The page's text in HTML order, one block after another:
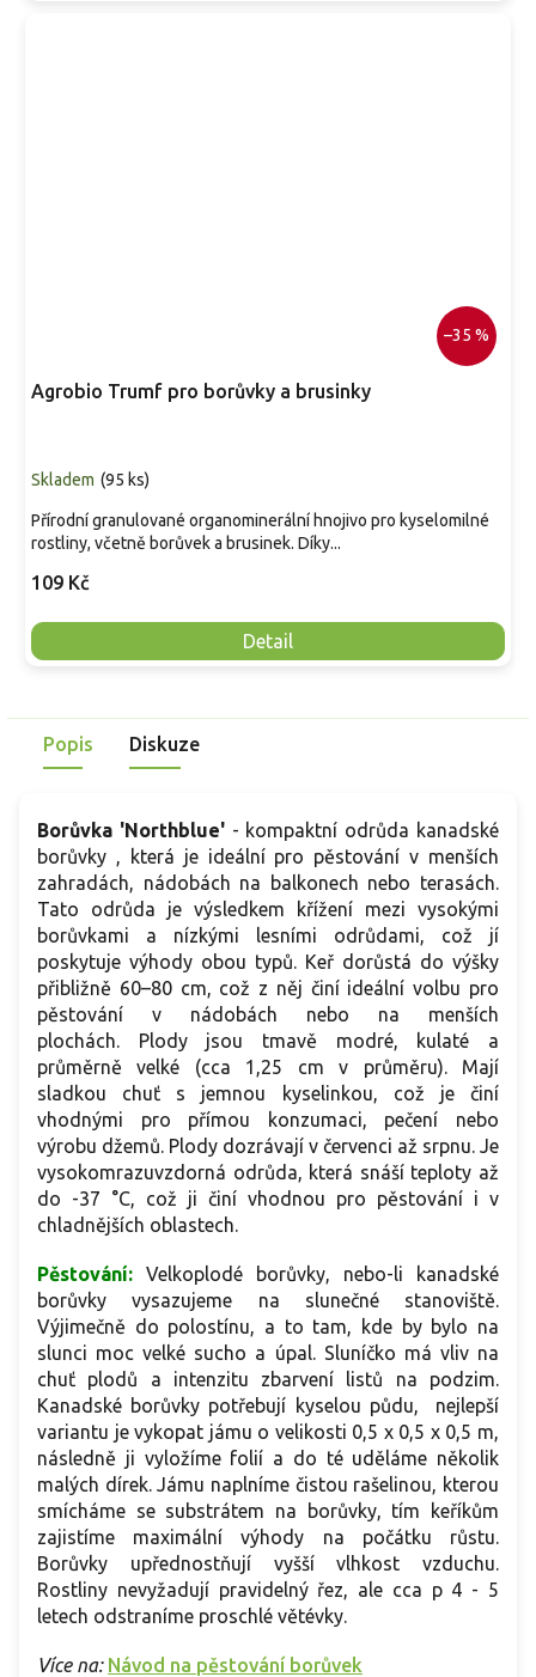
–35 %
Agrobio Trumf pro borůvky a brusinky
Skladem (95 ks)
109 Kč
Detail
Přírodní granulované organominerální hnojivo pro kyselomilné
rostliny, včetně borůvek a brusinek. Díky...
Popis Diskuze
Borůvka 'Northblue'- kompaktní odrůda kanadské
borůvky , která je ideální pro pěstování v menších
zahradách, nádobách na balkonech nebo terasách.
Tato odrůda je výsledkem křížení mezi vysokými
borůvkami a nízkými lesními odrůdami, což jí
poskytuje výhody obou typů. Keř dorůstá do výšky
přibližně 60–80 cm, což z něj činí ideální volbu pro
pěstování v nádobách nebo na menších
plochách. Plody jsou tmavě modré, kulaté a
průměrně velké (cca 1,25 cm v průměru). Mají
sladkou chuť s jemnou kyselinkou, což je činí
vhodnými pro přímou konzumaci, pečení nebo
výrobu džemů. Plody dozrávají v červenci až srpnu. Je
vysokomrazuvzdorná odrůda, která snáší teploty až
do -37 °C, což ji činí vhodnou pro pěstování i v
chladnějších oblastech.
Pěstování: Velkoplodé borůvky, nebo-li kanadské
borůvky vysazujeme na slunečné stanoviště.
Výjimečně do polostínu, a to tam, kde by bylo na
slunci moc velké sucho a úpal. Sluníčko má vliv na
chuť plodů a intenzitu zbarvení listů na podzim.
Kanadské borůvky potřebují kyselou půdu, nejlepší
variantu je vykopat jámu o velikosti 0,5 x 0,5 x 0,5 m,
následně ji vyložíme folií a do té uděláme několik
malých dírek. Jámu naplníme čistou rašelinou, kterou
smícháme se substrátem na borůvky, tím keříkům
zajistíme maximální výhody na počátku růstu.
Borůvky upřednostňují vyšší vlhkost vzduchu.
Rostliny nevyžadují pravidelný řez, ale cca p 4 - 5
letech odstraníme proschlé větévky.
Více na: Návod na pěstování borůvek